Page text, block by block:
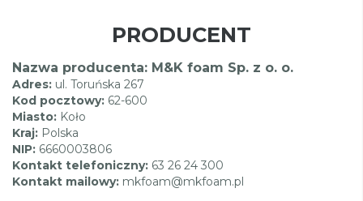
PRODUCENT
Nazwa producenta: M&K foam Sp. z o. o.
Adres: ul. Toruńska 267
Kod pocztowy: 62-600
Miasto: Koło
Kraj: Polska
NIP: 6660003806
Kontakt telefoniczny: 63 26 24 300
Kontakt mailowy: mkfoam@mkfoam.pl